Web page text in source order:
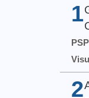
1
PSP
2